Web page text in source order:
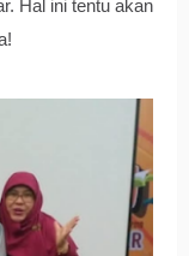
Hal ini tentu akan